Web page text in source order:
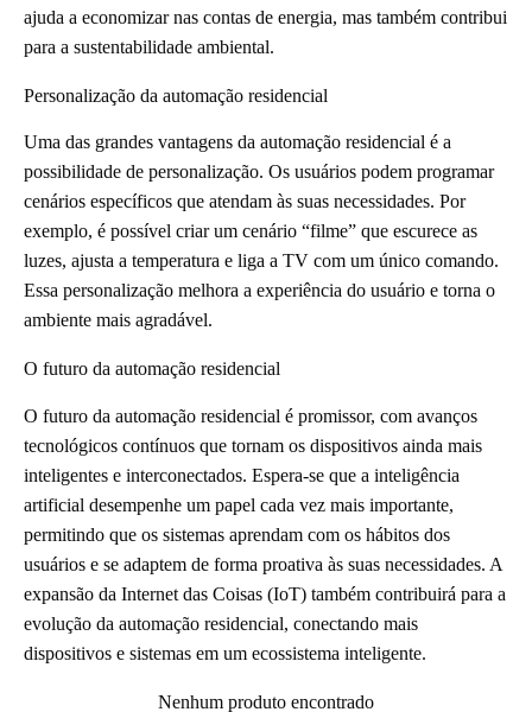
ajuda a economizar nas contas de energia, mas também contribui
para a sustentabilidade ambiental.
Personalização da automação residencial
Uma das grandes vantagens da automação residencial é a
possibilidade de personalização. Os usuários podem programar
cenários específicos que atendam às suas necessidades. Por
exemplo, é possível criar um cenário “filme” que escurece as
luzes, ajusta a temperatura e liga a TV com um único comando.
Essa personalização melhora a experiência do usuário e torna o
ambiente mais agradável.
O futuro da automação residencial
O futuro da automação residencial é promissor, com avanços
tecnológicos contínuos que tornam os dispositivos ainda mais
inteligentes e interconectados. Espera-se que a inteligência
artificial desempenhe um papel cada vez mais importante,
permitindo que os sistemas aprendam com os hábitos dos
usuários e se adaptem de forma proativa às suas necessidades. A
expansão da Internet das Coisas (IoT) também contribuirá para a
evolução da automação residencial, conectando mais
dispositivos e sistemas em um ecossistema inteligente.
Nenhum produto encontrado